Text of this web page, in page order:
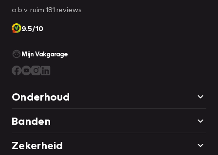
o.b.v. ruim 181 reviews
9.5/10
Mijn Vakgarage
Onderhoud
Banden
Zekerheid